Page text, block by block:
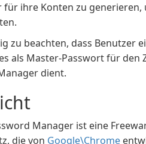
für ihre Konten zu generieren,
zu beachten, dass Benutzer
als Master-Passwort für
dient.
Manager ist eine
die von Google\Chrome